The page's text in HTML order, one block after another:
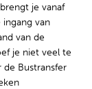
je vanaf
van
van de
je niet veel te
Bustransfer